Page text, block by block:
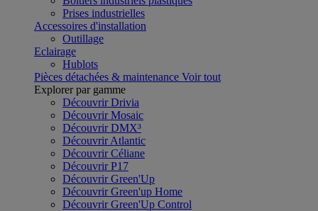
Prises industrielles
Accessoires d'installation
Outillage
Eclairage
Hublots
Pièces détachées & maintenance Voir tout
Explorer par gamme
Découvrir Drivia
Découvrir Mosaic
Découvrir DMX³
Découvrir Atlantic
Découvrir Céliane
Découvrir P17
Découvrir Green'Up
Découvrir Green'up Home
Découvrir Green'Up Control